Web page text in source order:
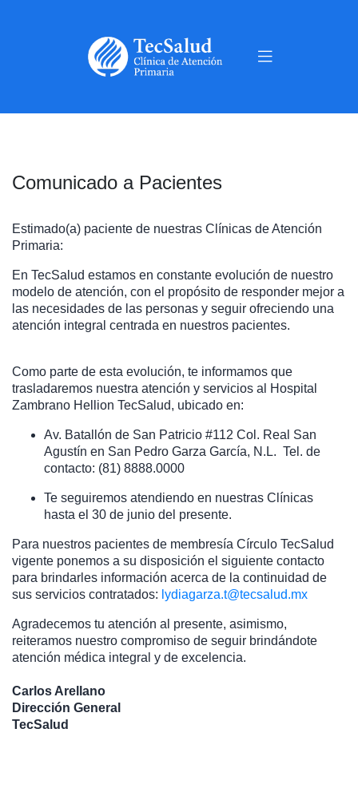
Comunicado a Pacientes
Estimado(a) paciente de nuestras Clínicas de Atención
Primaria:
En TecSalud estamos en constante evolución de nuestro
modelo de atención, con el propósito de responder mejor a
las necesidades de las personas y seguir ofreciendo una
atención integral centrada en nuestros pacientes.
Como parte de esta evolución, te informamos que
trasladaremos nuestra atención y servicios al Hospital
Zambrano Hellion TecSalud, ubicado en:
Av. Batallón de San Patricio #112 Col. Real San
Agustín en San Pedro Garza García, N.L. Tel. de
contacto: (81) 8888.0000
Te seguiremos atendiendo en nuestras Clínicas
hasta el 30 de junio del presente.
Para nuestros pacientes de membresía Círculo TecSalud
vigente ponemos a su disposición el siguiente contacto
para brindarles información acerca de la continuidad de
sus servicios contratados: lydiagarza.t@tecsalud.mx
Agradecemos tu atención al presente, asimismo,
reiteramos nuestro compromiso de seguir brindándote
atención médica integral y de excelencia.
Carlos Arellano
Dirección General
TecSalud